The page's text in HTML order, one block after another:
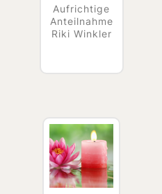
Aufrichtige
Anteilnahme
Riki Winkler